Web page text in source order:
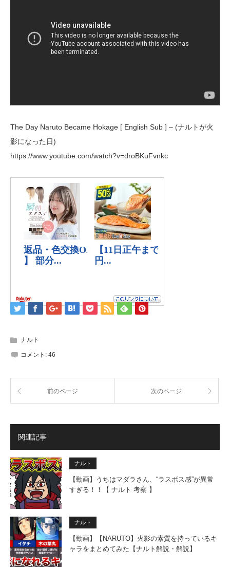
The Day Naruto Became Hokage [ English Sub ] – (ナルトが火
影になった日)
https://www.youtube.com/watch?v=droBKuFvnkc
ナルト
コメント: 46
前のページ 次のページ
関連記事
ナルト
【動画】うちはマダラさん、“ラスボス感”が異常
すぎる！！【 ナルト 考察 】
ナルト
【動画】【NARUTO】火影の素質を持っているキ
ャラをまとめてみた【ナルト解説・解説】